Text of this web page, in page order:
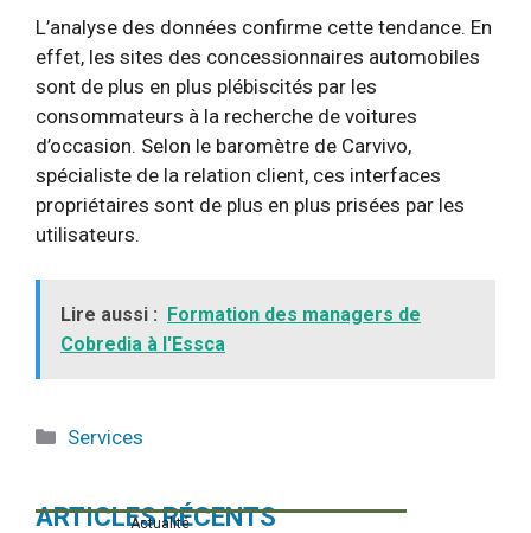
L’analyse des données confirme cette tendance. En
effet, les sites des concessionnaires automobiles
sont de plus en plus plébiscités par les
consommateurs à la recherche de voitures
d’occasion. Selon le baromètre de Carvivo,
spécialiste de la relation client, ces interfaces
propriétaires sont de plus en plus prisées par les
utilisateurs.
Lire aussi : Formation des managers de
Cobredia à l'Essca
Catégories
Services
ARTICLES RÉCENTS
Actualité